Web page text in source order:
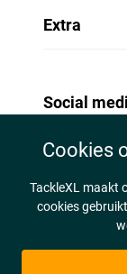
Extra
Social
Cookies
TackleXL maakt
cookies